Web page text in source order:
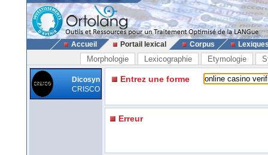
Accueil Portail lexical Corpus
Morphologie Lexicographie Etymologie
Dicosyn
CRISCO
Entrez une forme
Erreur